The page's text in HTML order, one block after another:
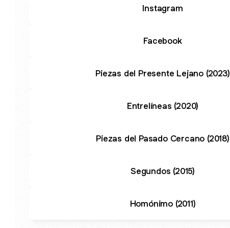
Instagram
Facebook
Piezas del Presente Lejano (2023)
Entrelíneas (2020)
Piezas del Pasado Cercano (2018)
Segundos (2015)
Homónimo (2011)